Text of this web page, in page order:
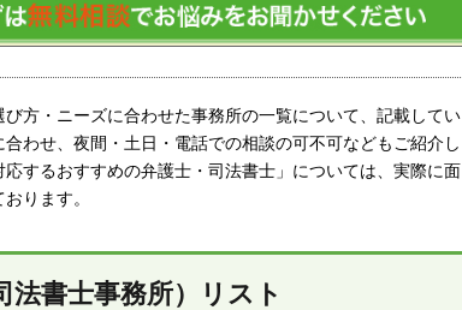
方・ニーズに合わせた事務所の一覧について、記載してい
わせ、夜間・土日・電話での相談の可不可などもご紹介し
するおすすめの弁護士・司法書士」については、実際に面
ります。
法書士事務所）リスト